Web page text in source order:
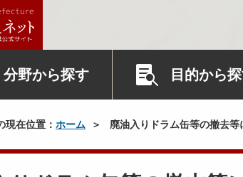
分野から探す 目的から
現在位置： ホーム 廃油入りドラム缶等の撤去